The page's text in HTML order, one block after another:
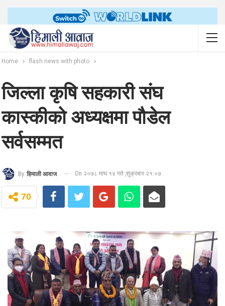
Home flash news with photo
जिल्ला कृषि सहकारी संघ
कास्कीको अध्यक्षमा पौडेल
सर्वसम्मत
By हिमाली आवाज On २०७८ माघ १४ गते ,शुक्रबार २१:०७
70